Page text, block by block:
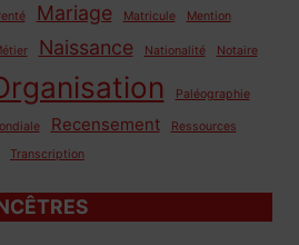
Mariage Matricule Mention
Naissance Nationalité Notaire
Paléographie
Recensement
Ressources
Transcription